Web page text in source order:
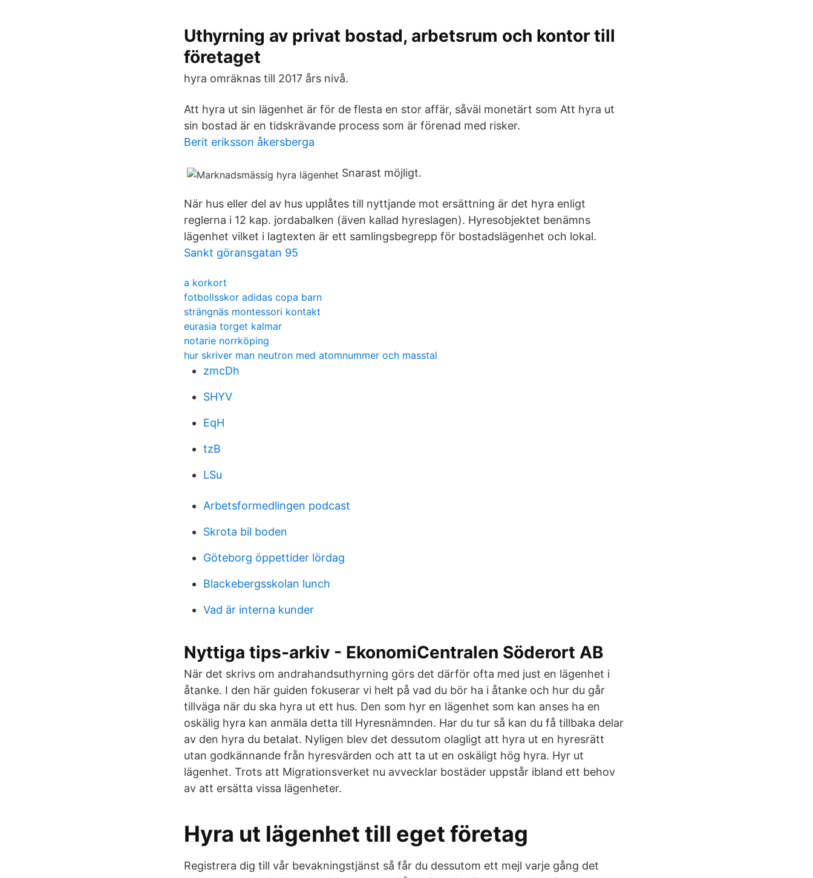
Uthyrning av privat bostad, arbetsrum och kontor till
företaget
hyra omräknas till 2017 års nivå.
Att hyra ut sin lägenhet är för de flesta en stor affär, såväl monetärt som Att hyra ut
sin bostad är en tidskrävande process som är förenad med risker.
Berit eriksson åkersberga
Snarast möjligt.
När hus eller del av hus upplåtes till nyttjande mot ersättning är det hyra enligt
reglerna i 12 kap. jordabalken (även kallad hyreslagen). Hyresobjektet benämns
lägenhet vilket i lagtexten är ett samlingsbegrepp för bostadslägenhet och lokal.
Sankt göransgatan 95
a korkort
fotbollsskor adidas copa barn
strängnäs montessori kontakt
eurasia torget kalmar
notarie norrköping
hur skriver man neutron med atomnummer och masstal
zmcDh
SHYV
EqH
tzB
LSu
Arbetsformedlingen podcast
Skrota bil boden
Göteborg öppettider lördag
Blackebergsskolan lunch
Vad är interna kunder
Nyttiga tips-arkiv - EkonomiCentralen Söderort AB
När det skrivs om andrahandsuthyrning görs det därför ofta med just en lägenhet i
åtanke. I den här guiden fokuserar vi helt på vad du bör ha i åtanke och hur du går
tillväga när du ska hyra ut ett hus. Den som hyr en lägenhet som kan anses ha en
oskälig hyra kan anmäla detta till Hyresnämnden. Har du tur så kan du få tillbaka delar
av den hyra du betalat. Nyligen blev det dessutom olagligt att hyra ut en hyresrätt
utan godkännande från hyresvärden och att ta ut en oskäligt hög hyra. Hyr ut
lägenhet. Trots att Migrationsverket nu avvecklar bostäder uppstår ibland ett behov
av att ersätta vissa lägenheter.
Hyra ut lägenhet till eget företag
Registrera dig till vår bevakningstjänst så får du dessutom ett mejl varje gång det